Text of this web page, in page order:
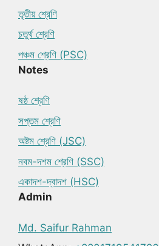
তৃতীয় শ্রেণি
চতুর্থ শ্রেণি
পঞ্চম শ্রেণি (PSC)
Notes
ষষ্ঠ শ্রেণি
সপ্তম শ্রেণি
অষ্টম শ্রেণি (JSC)
নবম-দশম শ্রেণি (SSC)
একাদশ-দ্বাদশ (HSC)
Admin
Md. Saifur Rahman